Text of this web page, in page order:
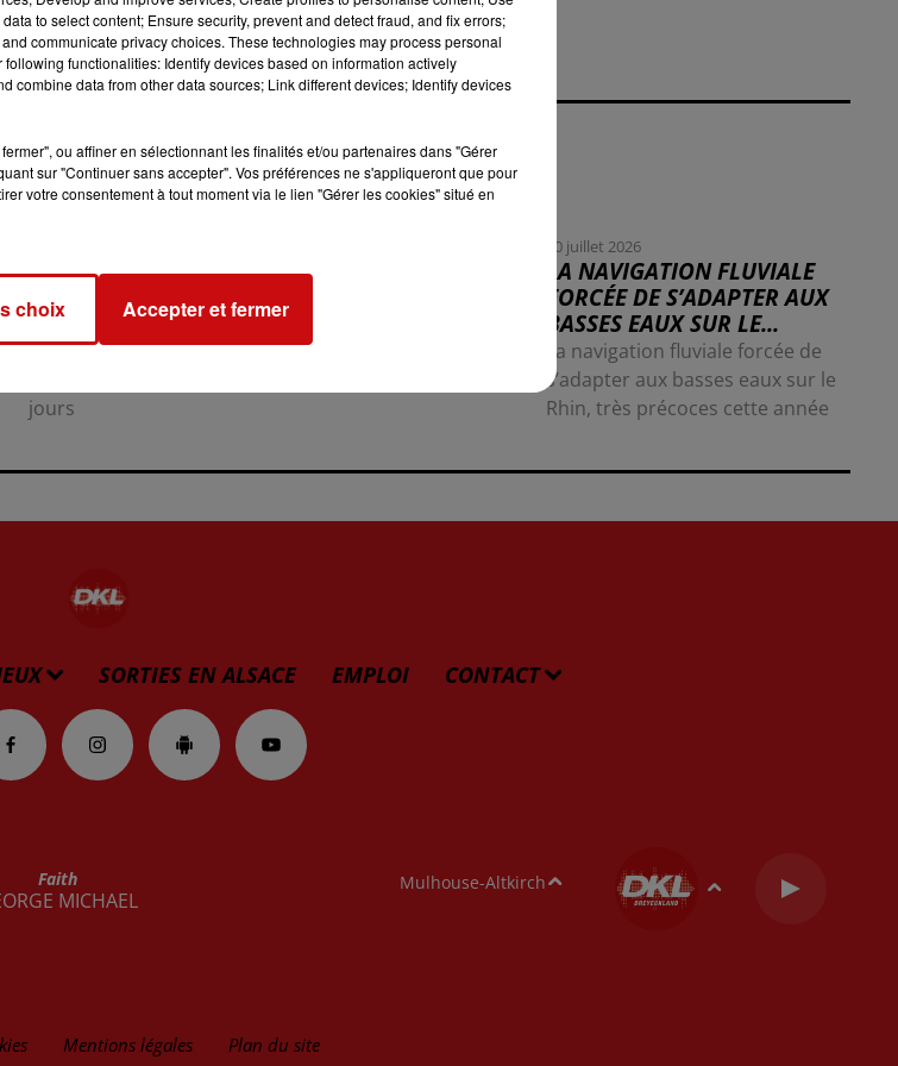
LA 77E FOIRE AUX VINS DE
COLMAR OUVRE SES PORTES
PENDANT 10 JOURS
la 77e Foire aux vins de Colmar
jours
30 juillet 2026
LA NAVIGATION FLUVIALE
FORCÉE DE S’ADAPTER AUX
BASSES EAUX SUR LE...
La navigation fluviale forcée de
s’adapter aux basses eaux sur le
Rhin, très précoces cette année
SORTIES EN ALSACE EMPLOI CONTACT
Faith
MICHAEL
Mulhouse-Altkirch
Mentions légales Plan du site
to select content; Ensure security, prevent and detect fraud, and fix errors;
communicate privacy choices. These technologies may process personal
functionalities: Identify devices based on information actively
combine data from other data sources; Link different devices; Identify devices
ou affiner en sélectionnant les finalités et/ou partenaires dans "Gérer
sur "Continuer sans accepter". Vos préférences ne s'appliqueront que pour
votre consentement à tout moment via le lien "Gérer les cookies" situé en
choix Accepter et fermer